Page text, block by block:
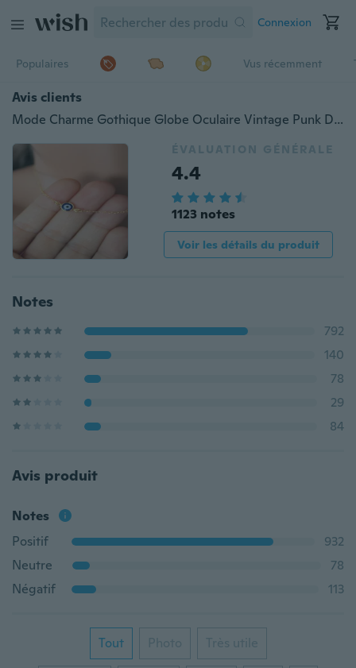
Connexion
Populaires Vus récemment
Avis clients
Mode Charme Gothique Globe Oculaire Vintage Punk Devil Eyes Pendentif Collier-Cuivre Evil Eye Collier
ÉVALUATION GÉNÉRALE
4.4
1123 notes
Voir les détails du produit
Notes
792
140
78
29
84
Avis produit
Notes
Positif
932
Neutre
78
Négatif
113
Tout Photo Très utile